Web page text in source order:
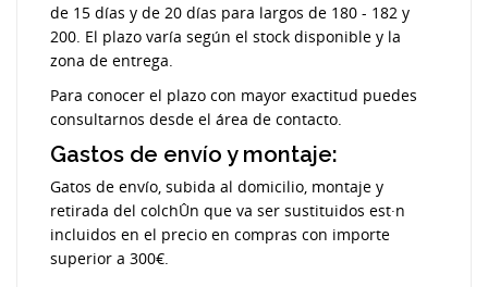
de 15 días y de 20 días para largos de 180 - 182 y
200. El plazo varía según el stock disponible y la
zona de entrega.
Para conocer el plazo con mayor exactitud puedes
consultarnos desde el área de contacto.
Gastos de envío y montaje:
Gatos de envío, subida al domicilio, montaje y
retirada del colchÛn que va ser sustituidos est·n
incluidos en el precio en compras con importe
superior a 300€.